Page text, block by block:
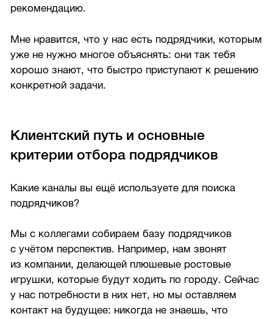
рекомендацию.
Мне нравится, что у нас есть подрядчики, которым
уже не нужно многое объяснять: они так тебя
хорошо знают, что быстро приступают к решению
конкретной задачи.
Клиентский путь и основные
критерии отбора подрядчиков
Какие каналы вы ещё используете для поиска
подрядчиков?
Мы с коллегами собираем базу подрядчиков
с учётом перспектив. Например, нам звонят
из компании, делающей плюшевые ростовые
игрушки, которые будут ходить по городу. Сейчас
у нас потребности в них нет, но мы оставляем
контакт на будущее: никогда не знаешь, что